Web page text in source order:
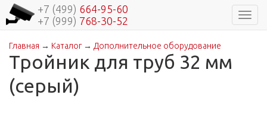
+7 (499) 664-95-60
+7 (999) 768-30-52
Вы здесь
Главная → Каталог→ Дополнительное оборудование
Тройник для труб 32 мм
(серый)